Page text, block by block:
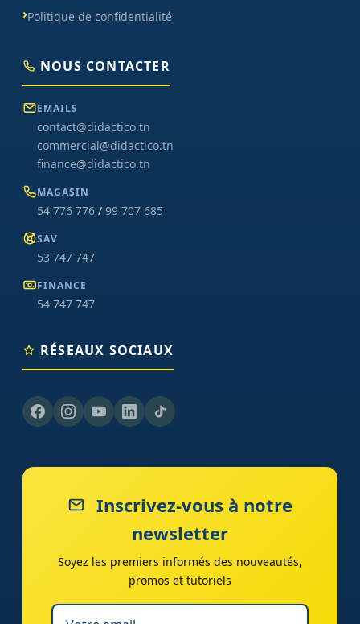
Politique de confidentialité
NOUS CONTACTER
EMAILS
contact@didactico.tn
commercial@didactico.tn
finance@didactico.tn
MAGASIN
54 776 776 / 99 707 685
SAV
53 747 747
FINANCE
54 747 747
RÉSEAUX SOCIAUX
Inscrivez-vous à notre
newsletter
Soyez les premiers informés des nouveautés,
promos et tutoriels